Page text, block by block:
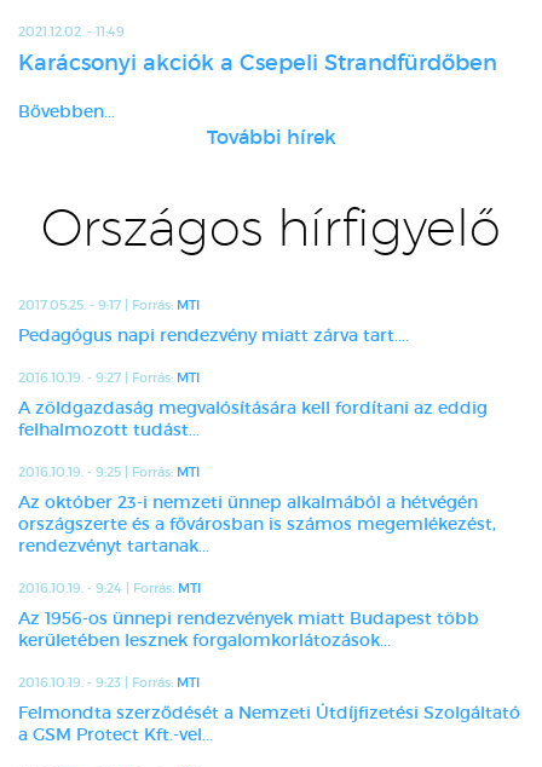
2021.12.02. - 11:49
Karácsonyi akciók a Csepeli Strandfürdőben
Bővebben...
További hírek
Országos hírfigyelő
2017.05.25. - 9:17 | Forrás: MTI
Pedagógus napi rendezvény miatt zárva tart....
2016.10.19. - 9:27 | Forrás: MTI
A zöldgazdaság megvalósítására kell fordítani az eddig
felhalmozott tudást...
2016.10.19. - 9:25 | Forrás: MTI
Az október 23-i nemzeti ünnep alkalmából a hétvégén
országszerte és a fővárosban is számos megemlékezést,
rendezvényt tartanak...
2016.10.19. - 9:24 | Forrás: MTI
Az 1956-os ünnepi rendezvények miatt Budapest több
kerületében lesznek forgalomkorlátozások...
2016.10.19. - 9:23 | Forrás: MTI
Felmondta szerződését a Nemzeti Útdíjfizetési Szolgáltató
a GSM Protect Kft.-vel...